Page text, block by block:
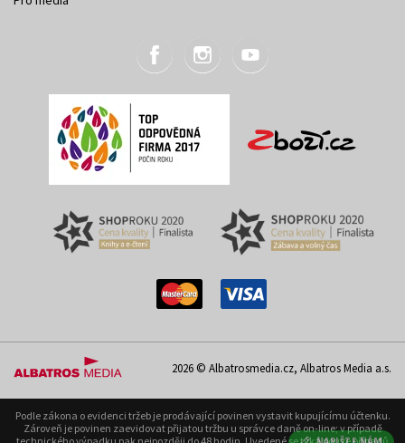
2026 © Albatrosmedia.cz, Albatros Media a.s.
Podle zákona o evidenci tržeb je prodávající povinen vystavit kupujícímu účtenku.
Zároveň je povinen zaevidovat přijatou tržbu u správce daně on-line; v případě
technického výpadku pak nejpozději do 48 hodin. Uvedené se týká pouze případů